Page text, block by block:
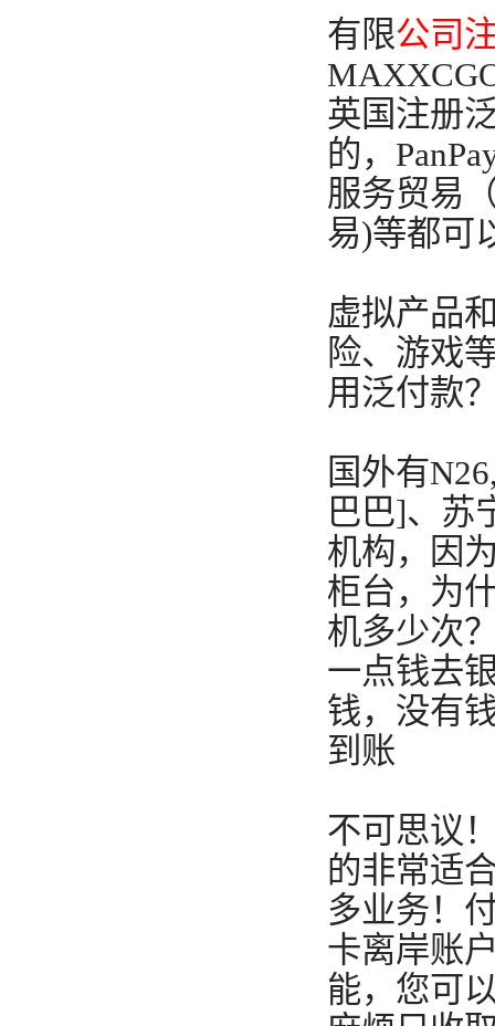
有限公司
英国注册
的，
服务贸易
易)等都可
虚拟产品
险、游戏
用泛付款
国外有
巴巴]、苏
机构，因
柜台，为
机多少次
一点钱去
钱，没有
到账
不可思议
的非常适
多业务！
卡离岸账
能，您可